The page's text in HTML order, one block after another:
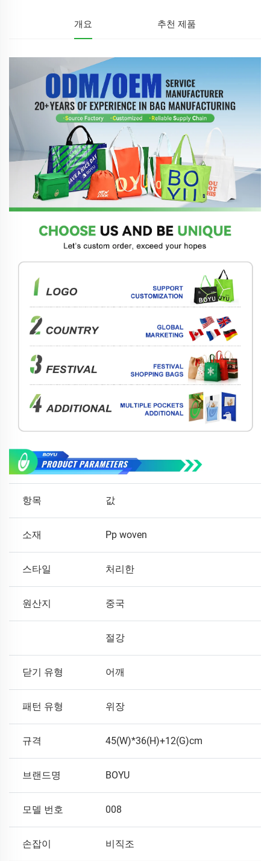
개요 추천 제품
항목 값
소재 Pp woven
스타일 처리한
원산지 중국
절강
닫기 유형 어깨
패턴 유형 위장
규격 45(W)*36(H)+12(G)cm
브랜드명 BOYU
모델 번호 008
손잡이 비직조